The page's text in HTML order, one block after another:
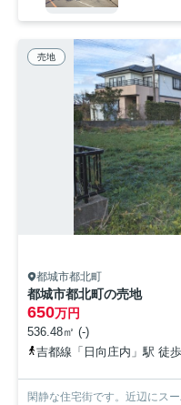
売地
都城市都北町
都城市都北町の売地
650万円
536.48㎡ (-)
吉都線「日向庄内」駅 徒
閑静な住宅街です。近辺にス